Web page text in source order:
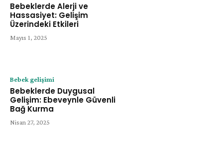
Bebeklerde Alerji ve
Hassasiyet: Gelişim
Üzerindeki Etkileri
Mayıs 1, 2025
Bebek gelişimi
Bebeklerde Duygusal
Gelişim: Ebeveynle Güvenli
Bağ Kurma
Nisan 27, 2025